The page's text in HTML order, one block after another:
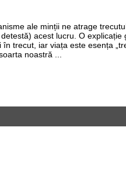
ale minții ne atrage
acest lucru. O
trecut, iar viața este esența
noastră ...